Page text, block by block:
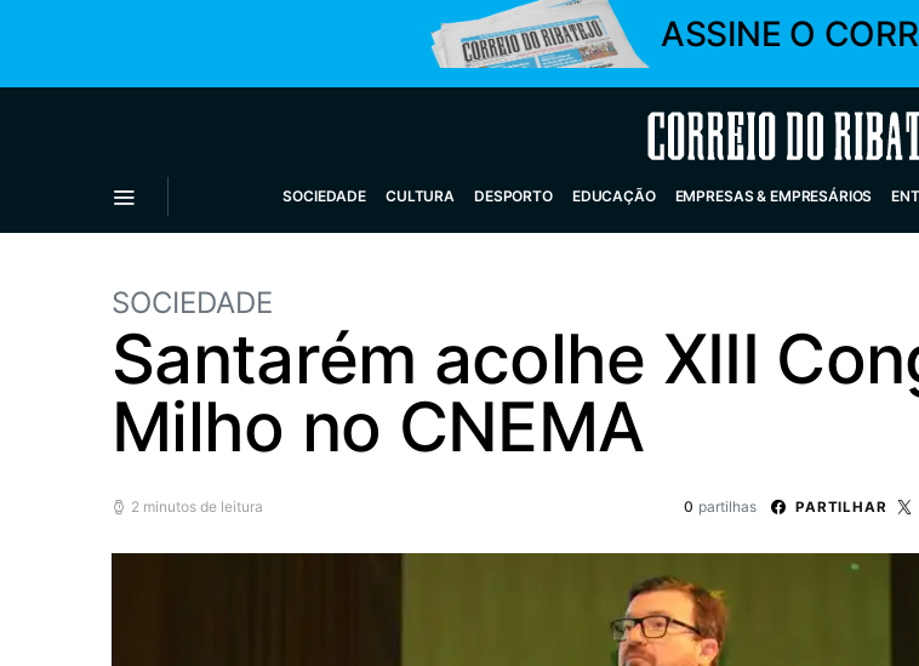
ASSINE O
Correio do Ribatejo
SOCIEDADE CULTURA DESPORTO EDUCAÇÃO EMPRESAS & EMPRESÁRIOS
SOCIEDADE
Santarém acolhe XIII
Milho no CNEMA
2 minutos de leitura 0 partilhas PARTILHAR